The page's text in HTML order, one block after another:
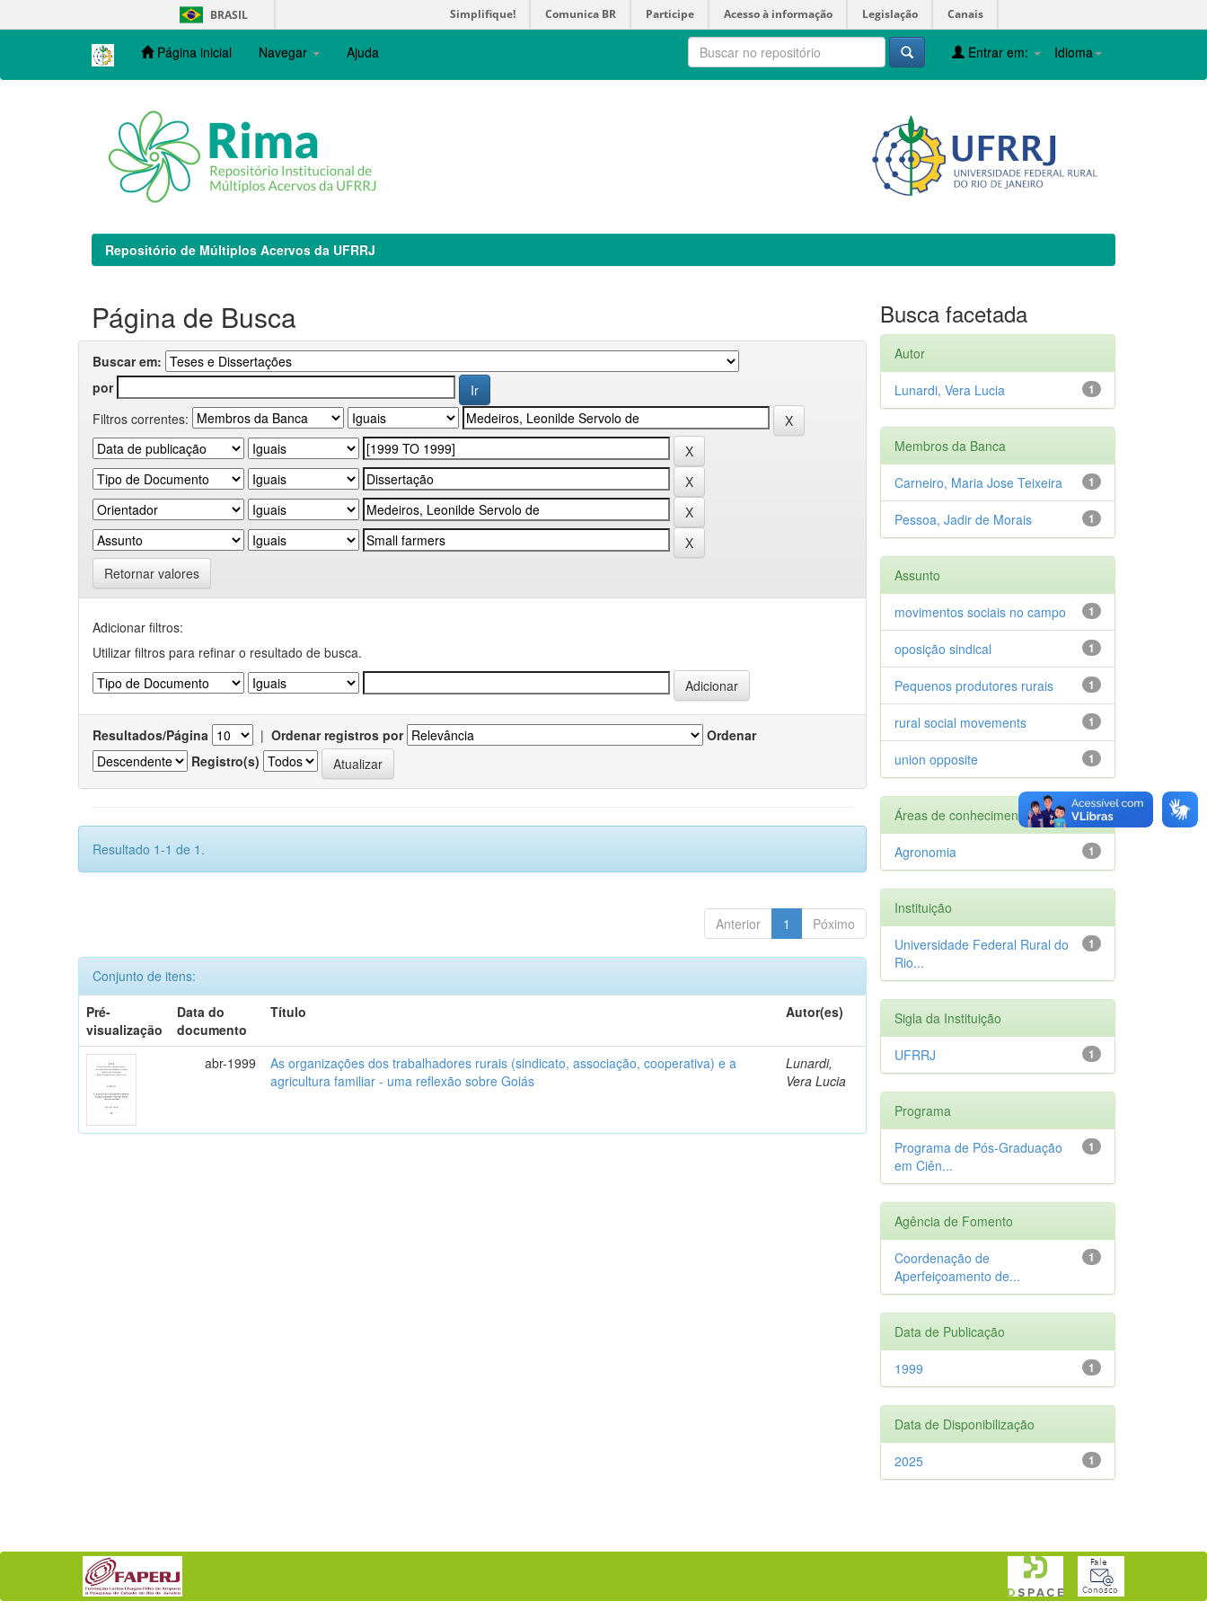
navigation
BRASIL Simplifique! Comunica BR Participe Acesso à informação Legislação Canais
Página inicial Navegar Ajuda Idioma
Entrar em:
Repositório de Múltiplos Acervos da UFRRJ
Página de Busca
Buscar em:
por
Filtros correntes:
Retornar valores
Adicionar filtros:
Utilizar filtros para refinar o resultado de busca.
Resultados/Página | Ordenar registros por
Ordenar
Registro(s)
Resultado 1-1 de 1.
Anterior 1 Póximo
Conjunto de itens:
Pré-
visualização
Data do
documento
Título Autor(es)
abr-1999
As organizações dos trabalhadores rurais (sindicato, associação, cooperativa) e a
agricultura familiar - uma reflexão sobre Goiás
Lunardi,
Vera Lucia
Busca facetada
Autor
1
Lunardi, Vera Lucia
Membros da Banca
1
Carneiro, Maria Jose Teixeira
1
Pessoa, Jadir de Morais
Assunto
1
movimentos sociais no campo
1
oposição sindical
1
Pequenos produtores rurais
1
rural social movements
1
union opposite
Áreas de conhecimento
1
Agronomia
Instituição
1
Universidade Federal Rural do
Rio...
Sigla da Instituição
1
UFRRJ
Programa
1
Programa de Pós-Graduação
em Ciên...
Agência de Fomento
1
Coordenação de
Aperfeiçoamento de...
Data de Publicação
1
1999
Data de Disponibilização
1
2025